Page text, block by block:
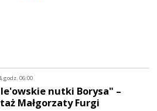
godz. 06:00
nutki Borysa" –
Małgorzaty Furgi